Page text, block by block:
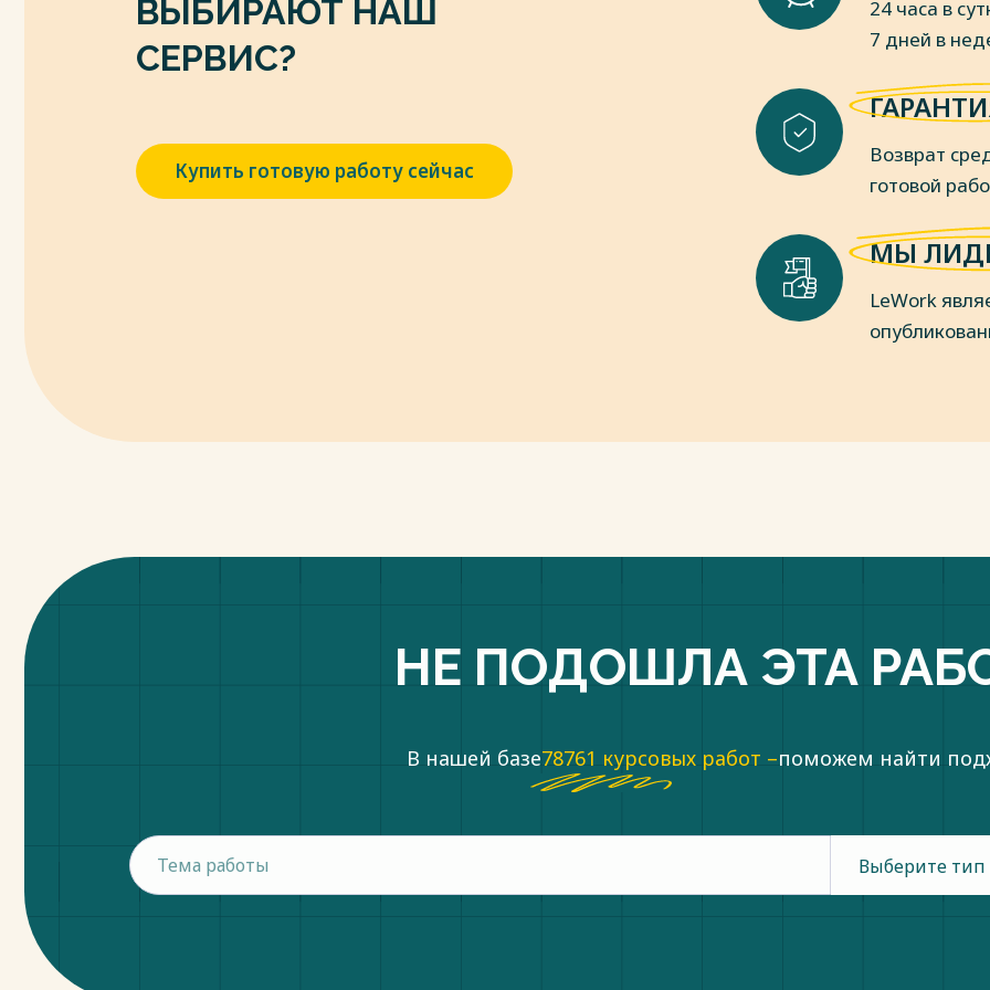
Режим доступа: URL: http://rrinformation.ru/journal/article/1070/ (02.11.2022)
Весь текст будет доступен
ВЫБИРАЮТ НАШ
СЕРВИС?
Купить готовую работу сейчас
24 часа в
7 дней в
Возврат
готовой
МЫ
LeWork
НЕ ПОДОШЛА ЭТА
В нашей базе78761 курсовых работ –поможем найти
Выберите тип